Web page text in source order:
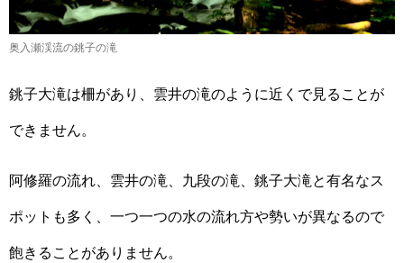
奥入瀬渓流の銚子の滝
銚子大滝は柵があり、雲井の滝のように近くで見ることが
できません。
阿修羅の流れ、雲井の滝、九段の滝、銚子大滝と有名なス
ポットも多く、一つ一つの水の流れ方や勢いが異なるので
飽きることがありません。